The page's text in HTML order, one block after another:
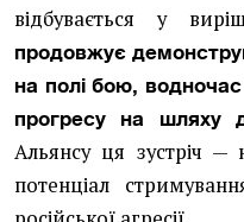
відбувається у
продовжує
на полі бою,
прогресу на шляху
Альянсу ця зустріч —
потенціал